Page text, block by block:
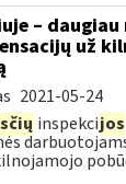
– daugiau
už
2021-05-24
inspekcijos